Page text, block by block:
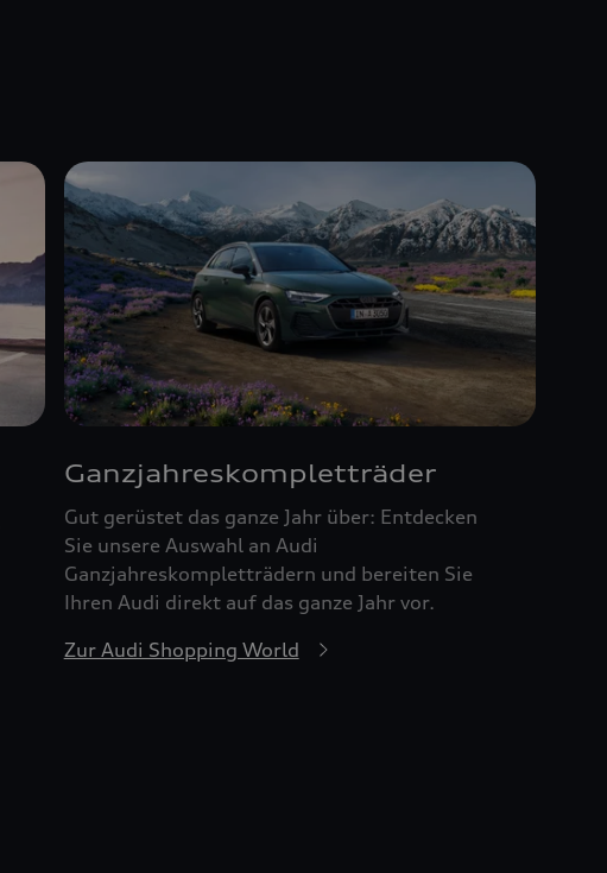
Ganzjahreskompletträder
Gut gerüstet das ganze Jahr über: Entdecken
Sie unsere Auswahl an Audi
Ganzjahreskompletträdern und bereiten Sie
Ihren Audi direkt auf das ganze Jahr vor.
Zur Audi Shopping World